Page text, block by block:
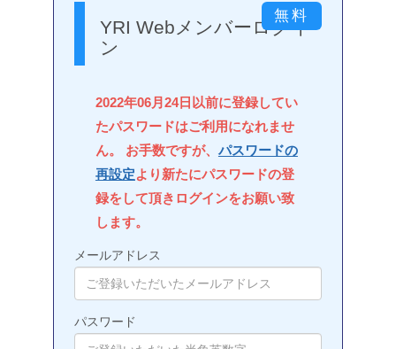
YRI Webメンバーログイ
ン
2022年06月24日以前に登録してい
たパスワードはご利用になれませ
ん。 お手数ですが、 パスワードの
再設定より新たにパスワードの登
録をして頂きログインをお願い致
します。
メールアドレス
パスワード